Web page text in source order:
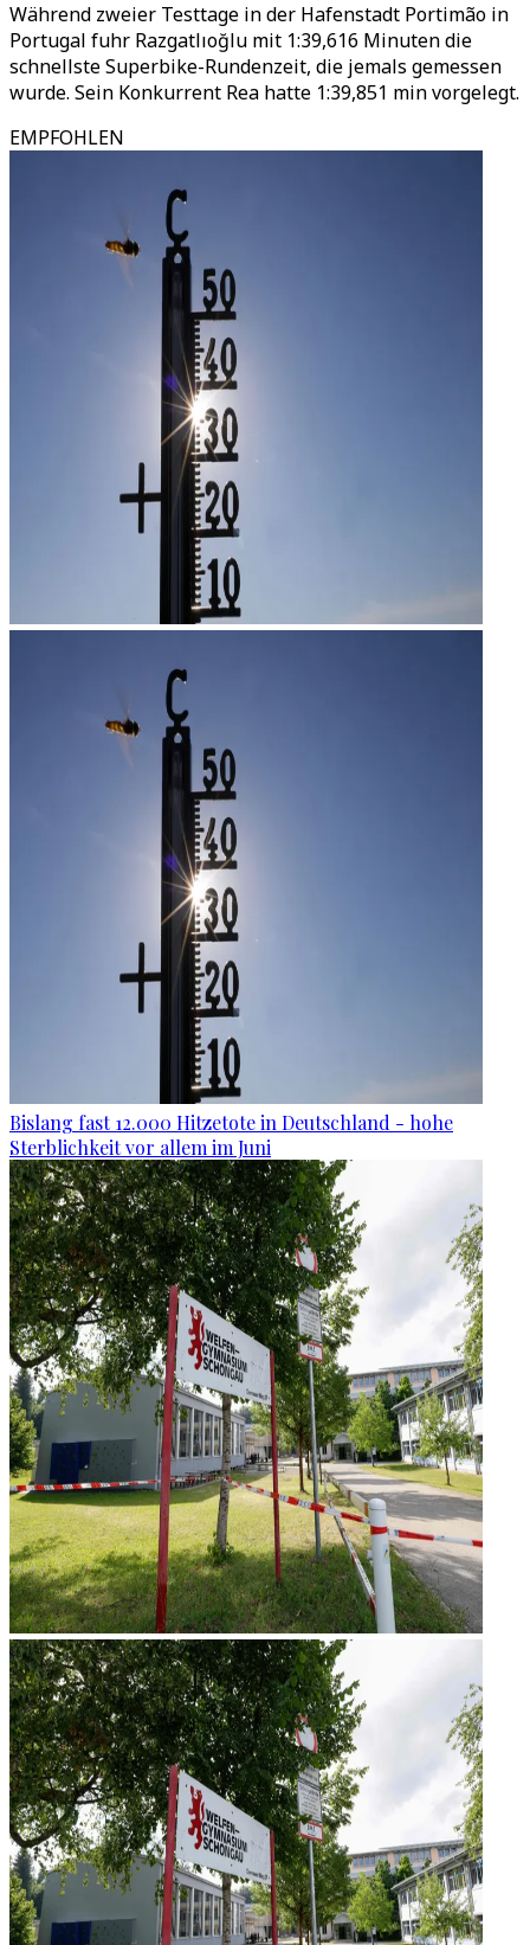
Während zweier Testtage in der Hafenstadt Portimão in
Portugal fuhr Razgatlıoğlu mit 1:39,616 Minuten die
schnellste Superbike-Rundenzeit, die jemals gemessen
wurde. Sein Konkurrent Rea hatte 1:39,851 min vorgelegt.
EMPFOHLEN
Bislang fast 12.000 Hitzetote in Deutschland - hohe
Sterblichkeit vor allem im Juni